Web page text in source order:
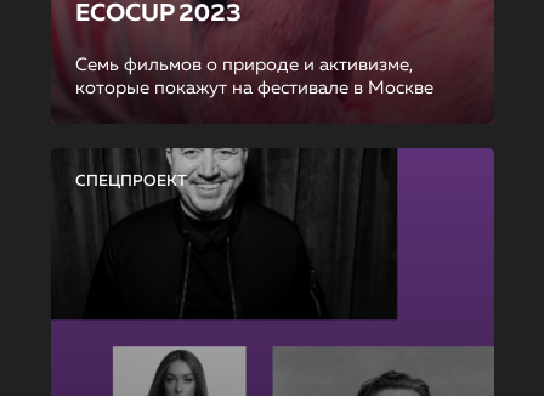
ECOCUP 2023
Семь фильмов о природе и активизме,
которые покажут на фестивале в Москве
СПЕЦПРОЕКТ